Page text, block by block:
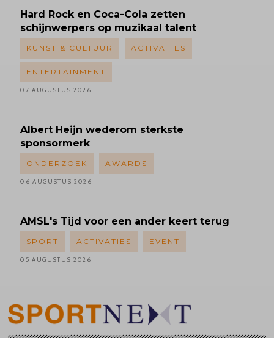
Hard Rock en Coca-Cola zetten
schijnwerpers op muzikaal talent
KUNST & CULTUUR ACTIVATIES
ENTERTAINMENT
07 AUGUSTUS 2026
Albert Heijn wederom sterkste
sponsormerk
ONDERZOEK AWARDS
06 AUGUSTUS 2026
AMSL's Tijd voor een ander keert terug
SPORT ACTIVATIES EVENT
05 AUGUSTUS 2026